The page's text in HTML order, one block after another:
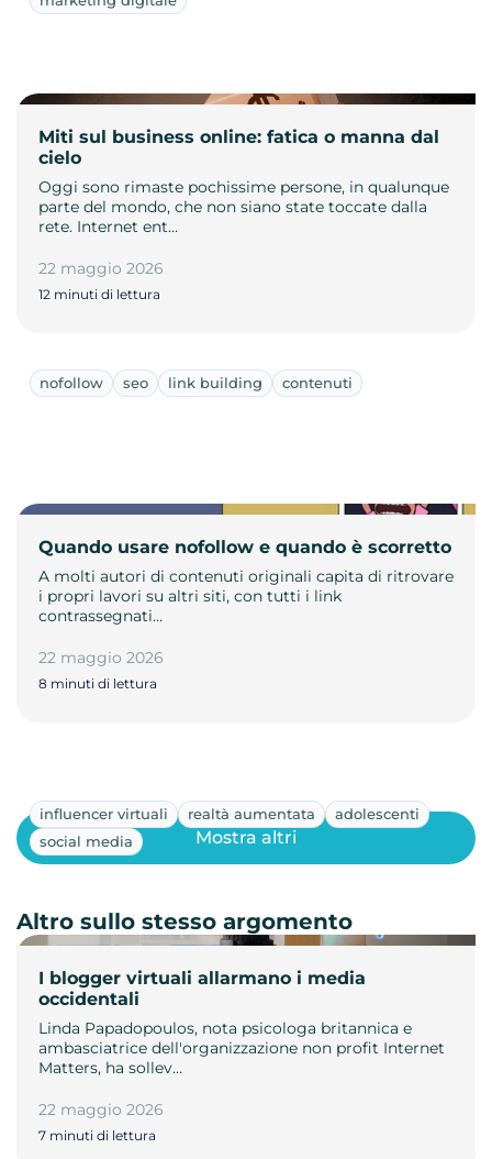
Miti sul business online: fatica o manna dal
cielo
Oggi sono rimaste pochissime persone, in qualunque
parte del mondo, che non siano state toccate dalla
rete. Internet ent…
22 maggio 2026
12 minuti di lettura
nofollow seo link building contenuti
Quando usare nofollow e quando è scorretto
A molti autori di contenuti originali capita di ritrovare
i propri lavori su altri siti, con tutti i link
contrassegnati…
22 maggio 2026
8 minuti di lettura
influencer virtuali realtà aumentata
adolescenti
social media
I blogger virtuali allarmano i media
occidentali
Linda Papadopoulos, nota psicologa britannica e
ambasciatrice dell'organizzazione non profit Internet
Matters, ha sollev…
22 maggio 2026
7 minuti di lettura
Mostra altri
Altro sullo stesso argomento